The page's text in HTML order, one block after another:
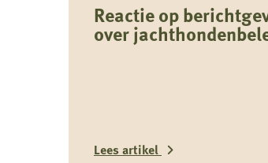
Reactie op
over
Lees artikel